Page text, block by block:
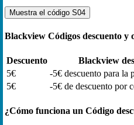
Muestra el código S04
Blackview Códigos descuento y
Descuento
Blackview
5€
-5€ descuento para la
5€
-5€ de descuento por
¿Cómo funciona un Código